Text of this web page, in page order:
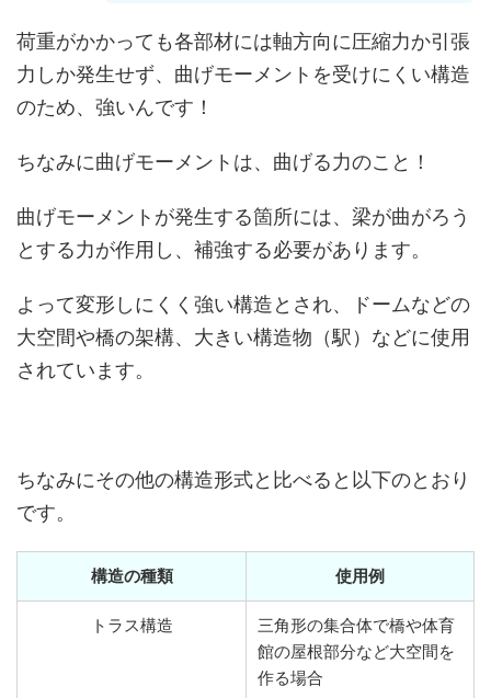
荷重がかかっても各部材には軸方向に圧縮力か引張
力しか発生せず、曲げモーメントを受けにくい構造
のため、強いんです！
ちなみに曲げモーメントは、曲げる力のこと！
曲げモーメントが発生する箇所には、梁が曲がろう
とする力が作用し、補強する必要があります。
よって変形しにくく強い構造とされ、ドームなどの
大空間や橋の架構、大きい構造物（駅）などに使用
されています。
ちなみにその他の構造形式と比べると以下のとおり
です。
構造の種類 使用例
トラス構造
三角形の集合体で橋や体育
館の屋根部分など大空間を
作る場合